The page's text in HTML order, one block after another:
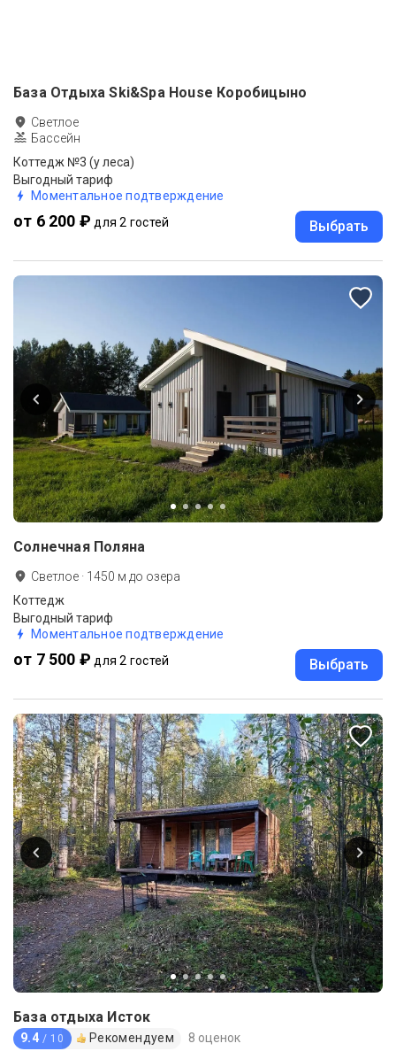
База Отдыха Ski&Spa House Коробицыно
Светлое
Бассейн
Коттедж №3 (у леса)
Выгодный тариф
Моментальное подтверждение
от 6 200 ₽ для 2 гостей Выбрать
Солнечная Поляна
Светлое · 1450 м до озера
Коттедж
Выгодный тариф
Моментальное подтверждение
от 7 500 ₽ для 2 гостей Выбрать
База отдыха Исток
9.4 / 10 Рекомендуем 8 оценок